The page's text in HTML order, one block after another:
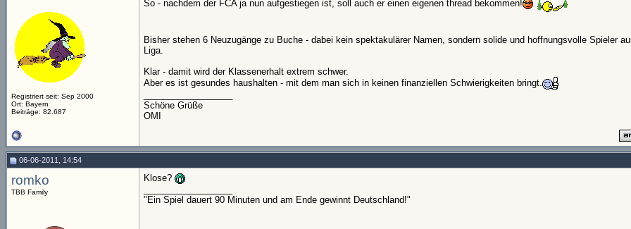
Registriert seit: Sep 2000
Ort: Bayern
Beiträge: 82.687
So - nachdem der FCA ja nun aufgestiegen ist, soll auch er einen eigenen thread bekommen!
Bisher stehen 6 Neuzugänge zu Buche - dabei kein spektakulärer Namen, sondern solide und hoffnungsvolle Spieler
Liga.
Klar - damit wird der Klassenerhalt extrem schwer.
Aber es ist gesundes haushalten - mit dem man sich in keinen finanziellen Schwierigkeiten bringt.
Schöne Grüße
OMI
06-06-2011, 14:54
romko
TBB Family
Klose?
"Ein Spiel dauert 90 Minuten und am Ende gewinnt Deutschland!"